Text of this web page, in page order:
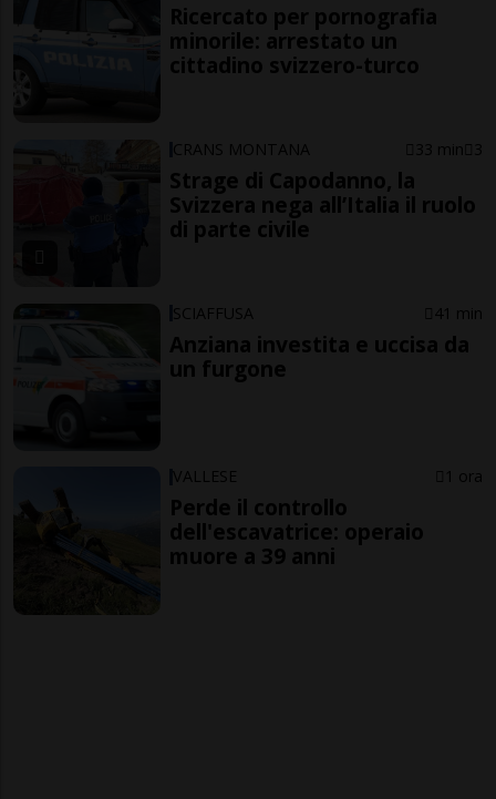
Ricercato per pornografia
minorile: arrestato un
cittadino svizzero-turco
CRANS MONTANA 33 min 3
Strage di Capodanno, la
Svizzera nega all’Italia il ruolo
di parte civile
SCIAFFUSA 41 min
Anziana investita e uccisa da
un furgone
VALLESE 1 ora
Perde il controllo
dell'escavatrice: operaio
muore a 39 anni